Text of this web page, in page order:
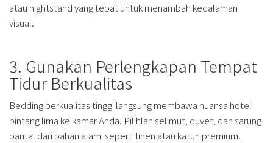
atau nightstand yang tepat untuk menambah kedalaman
visual.
3. Gunakan Perlengkapan Tempat
Tidur Berkualitas
Bedding berkualitas tinggi langsung membawa nuansa hotel
bintang lima ke kamar Anda. Pilihlah selimut, duvet, dan sarung
bantal dari bahan alami seperti linen atau katun premium.